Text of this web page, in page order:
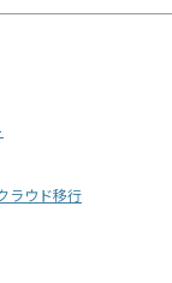
ラウド移行